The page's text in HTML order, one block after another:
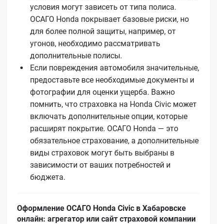
условия могут зависеть от типа полиса.
ОСАГО Honda покрывает базовые риски, но
для более полной защиты, например, от
угонов, необходимо рассматривать
дополнительные полисы.
Если повреждения автомобиля значительные,
предоставьте все необходимые документы и
фотографии для оценки ущерба. Важно
помнить, что страховка на Honda Civic может
включать дополнительные опции, которые
расширят покрытие. ОСАГО Honda — это
обязательное страхование, а дополнительные
виды страховок могут быть выбраны в
зависимости от ваших потребностей и
бюджета.
Оформление ОСАГО Honda Civic в Хабаровске
онлайн: агрегатор или сайт страховой компании